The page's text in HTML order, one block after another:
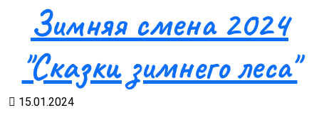
Зимняя смена 2024
"Сказки зимнего леса"
15.01.2024